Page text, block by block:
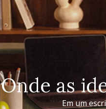
Onde as
Em um